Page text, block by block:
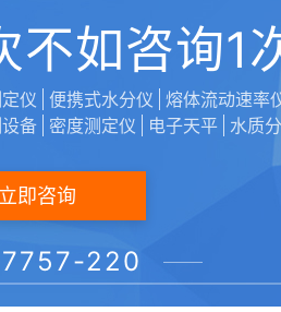
清真彩触摸屏的介电强度测定
高端大气，令人赏心悦目；
测量数据，可方便查询，可实时
分测定仪,卡尔费休水分测定仪,快速
不如咨询1
仪 便携式水分仪 熔体流动速率
备 密度测定仪 电子天平 水质
立即咨询
220